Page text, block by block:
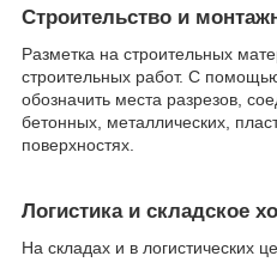
Строительство и
Разметка на строительных
строительных работ. С
обозначить места разрезов,
бетонных, металлических,
поверхностях.
Логистика и складское
На складах и в логистических